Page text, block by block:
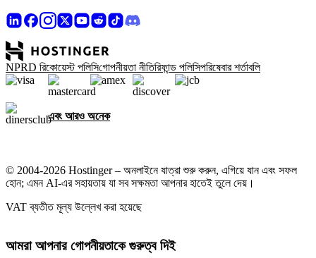
NPRD রিকোয়েস্ট পলিসিগোপনীয়তা নীতিরিফান্ড পলিসিপরিষেবার শর্তাবলি
এবং আরও অনেক
© 2004-2026 Hostinger – অনলাইনে যাত্রা শুরু করুন, এগিয়ে যান এবং সফল
হোন; এমন AI-এর সহায়তায় যা সব সক্ষমতা আপনার হাতেই তুলে দেয়।
VAT ব্যতীত মূল্য উল্লেখ করা হয়েছে
আমরা আপনার গোপনীয়তাকে গুরুত্ব দিই